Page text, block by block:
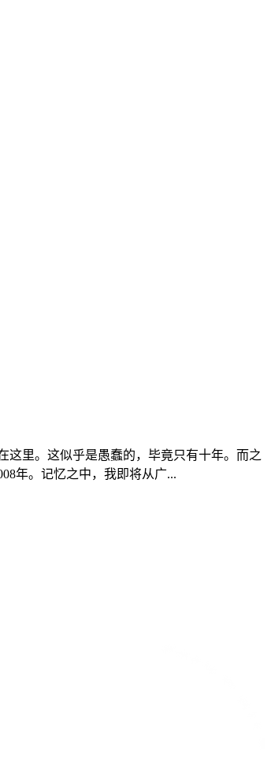
这里。这似乎是愚蠢的，毕竟只有十年。而之
年。记忆之中，我即将从广...